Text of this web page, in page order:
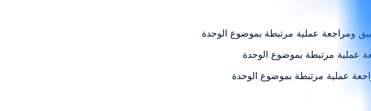
ومراجعة عملية مرتبطة بموضوع الوحدة
عملية مرتبطة بموضوع الوحدة
عملية مرتبطة بموضوع الوحدة